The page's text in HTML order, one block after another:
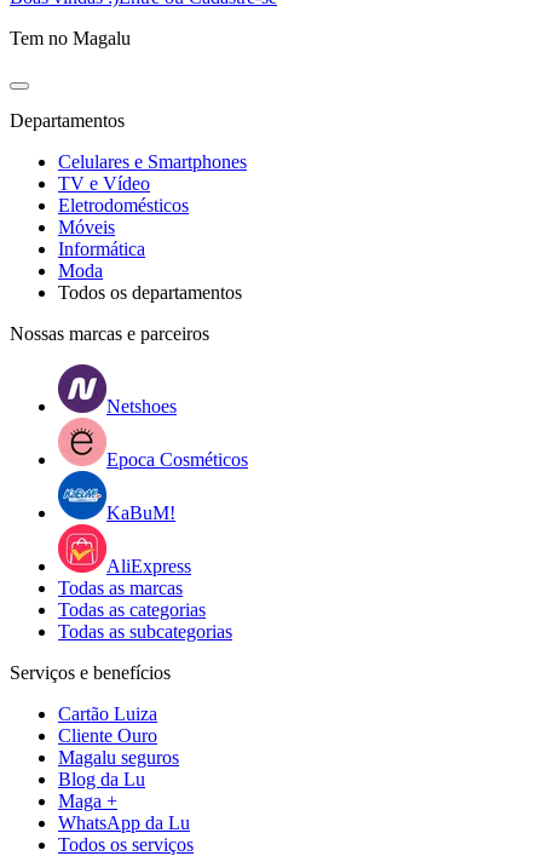
Tem no Magalu
Departamentos
Celulares e Smartphones
TV e Vídeo
Eletrodomésticos
Móveis
Informática
Moda
Todos os departamentos
Nossas marcas e parceiros
Netshoes
Epoca Cosméticos
KaBuM!
AliExpress
Todas as marcas
Todas as categorias
Todas as subcategorias
Serviços e benefícios
Cartão Luiza
Cliente Ouro
Magalu seguros
Blog da Lu
Maga +
WhatsApp da Lu
Todos os serviços